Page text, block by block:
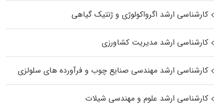
کارشناسی ارشد اگرواکولوژی و ژنتیک گیاهی
کارشناسی ارشد مدیریت کشاورزی
کارشناسی ارشد مهندسی صنایع چوب و فرآورده‌ های سلولزی
کارشناسی ارشد علوم و مهندسی شیلات